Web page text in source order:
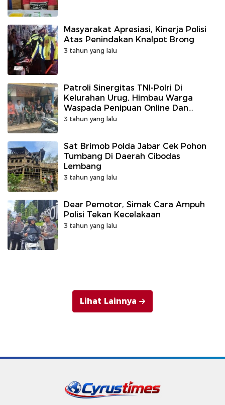
Masyarakat Apresiasi, Kinerja Polisi
Atas Penindakan Knalpot Brong
3 tahun yang lalu
Patroli Sinergitas TNI-Polri Di
Kelurahan Urug, Himbau Warga
Waspada Penipuan Online Dan
Tingkatkan Siskamling
3 tahun yang lalu
Sat Brimob Polda Jabar Cek Pohon
Tumbang Di Daerah Cibodas
Lembang
3 tahun yang lalu
Dear Pemotor, Simak Cara Ampuh
Polisi Tekan Kecelakaan
3 tahun yang lalu
Lihat Lainnya